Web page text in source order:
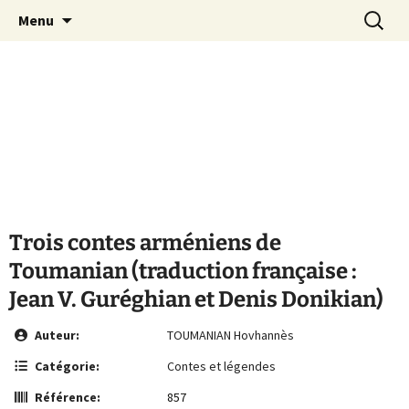
MCA Vienne
Le site de la Maison de la Culture
Arménienne de Vienne
Menu
Trois contes arméniens de
Toumanian (traduction française :
Jean V. Guréghian et Denis Donikian)
Auteur:
TOUMANIAN Hovhannès
Catégorie:
Contes et légendes
Référence:
857